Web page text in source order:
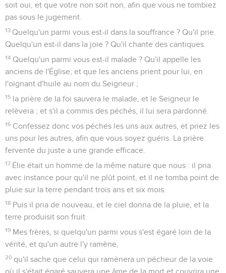
soit oui, et que votre non soit non, afin que vous ne tombiez
pas sous le jugement.
13 Quelqu'un parmi vous est-il dans la souffrance ? Qu'il prie.
Quelqu'un est-il dans la joie ? Qu'il chante des cantiques.
14 Quelqu'un parmi vous est-il malade ? Qu'il appelle les
anciens de l'Église, et que les anciens prient pour lui, en
l'oignant d'huile au nom du Seigneur ;
15 la prière de la foi sauvera le malade, et le Seigneur le
relèvera ; et s'il a commis des péchés, il lui sera pardonné.
16 Confessez donc vos péchés les uns aux autres, et priez les
uns pour les autres, afin que vous soyez guéris. La prière
fervente du juste a une grande efficace.
17 Élie était un homme de la même nature que nous : il pria
avec instance pour qu'il ne plût point, et il ne tomba point de
pluie sur la terre pendant trois ans et six mois.
18 Puis il pria de nouveau, et le ciel donna de la pluie, et la
terre produisit son fruit.
19 Mes frères, si quelqu'un parmi vous s'est égaré loin de la
vérité, et qu'un autre l'y ramène,
20 qu'il sache que celui qui ramènera un pécheur de la voie
où il s'était égaré sauvera une âme de la mort et couvrira une